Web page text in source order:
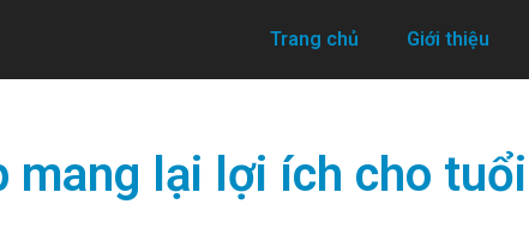
Trang chủ Giới thiệu
mang lại lợi ích cho tuổi